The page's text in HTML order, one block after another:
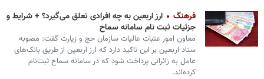
فرهنگ
ارز اربعین به چه افرادی تعلق می‌گیرد؟ + شرایط و
جزئیات ثبت نام سامانه سماح
معاون امور عتبات عالیات سازمان حج و زیارت گفت: مصوبه
ستاد اربعین بر این تاکید دارد که ارز اربعین از طریق بانک‌های
عامل به زائرانی پرداخت شود که در سامانه سماح ثبت‌نام
کرده‌اند.